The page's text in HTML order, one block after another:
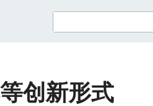
创新形式